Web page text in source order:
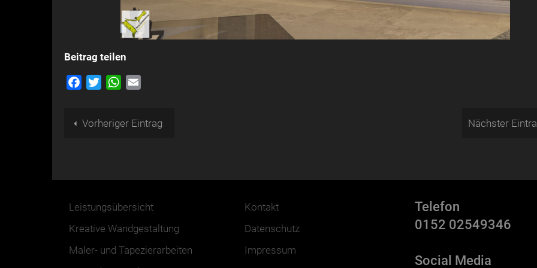
Beitrag teilen
FacebookTwitterWhatsApp
Vorheriger Eintrag Nächster
Leistungsübersicht
Kreative Wandgestaltung
Maler- und Tapezierarbeiten
Kontakt
Datenschutz
Impressum
Telefon
0152 02549346
Social Media